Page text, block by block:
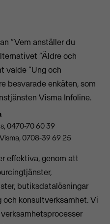
”Vem anställer du
”Äldre och
valde ”Ung och
besvarade enkäten, som
Visma Infoline.
0470-70 60 39
0708-39 69 25
effektiva, genom att
butiksdatalösningar
konsultverksamhet. Vi